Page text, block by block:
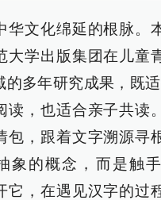
华文化绵延的根脉。
大学出版集团在儿童
的多年研究成果，既
读，也适合亲子共读
包，跟着文字溯源寻
象的概念，而是触
它，在遇见汉字的过